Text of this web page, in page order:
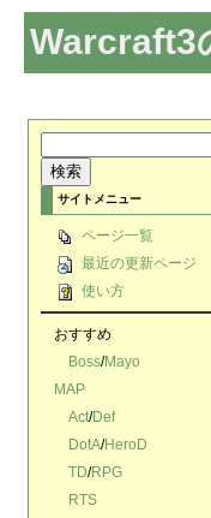
Warcraft3
サイトメニュー
ページ一覧
最近の更新ページ
使い方
おすすめ
Boss/Mayo
MAP
Act/Def
DotA/HeroD
TD/RPG
RTS